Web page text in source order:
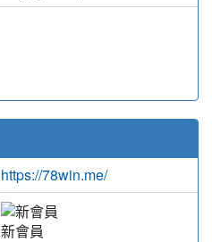
https://78win.me/
新會員